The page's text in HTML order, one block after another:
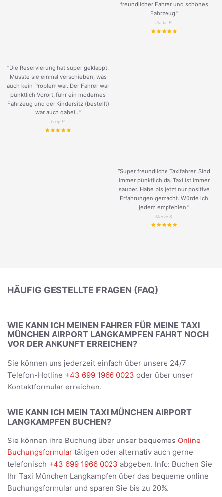
freundlicher Fahrer und schönes
Fahrzeug.”
Justin B.
“Die Reservierung hat super geklappt.
Musste sie einmal verschieben, was
auch kein Problem war. Der Fahrer war
pünktlich Vorort, fuhr ein modernes
Fahrzeug und der Kindersitz (bestellt)
war auch dabei...”
Yuriy P.
“Super freundliche Taxifahrer. Sind
immer pünktlich da. Taxi ist immer
sauber. Habe bis jetzt nur positive
Erfahrungen gemacht. Würde ich
jedem empfehlen.”
Merve S.
HÄUFIG GESTELLTE FRAGEN (FAQ)
WIE KANN ICH MEINEN FAHRER FÜR MEINE TAXI
MÜNCHEN AIRPORT LANGKAMPFEN FAHRT NOCH
VOR DER ANKUNFT ERREICHEN?
Sie können uns jederzeit einfach über unsere 24/7
Telefon-Hotline +43 699 1966 0023 oder über unser
Kontaktformular erreichen.
WIE KANN ICH MEIN TAXI MÜNCHEN AIRPORT
LANGKAMPFEN BUCHEN?
Sie können ihre Buchung über unser bequemes Online
Buchungsformular tätigen oder alternativ auch gerne
telefonisch +43 699 1966 0023 abgeben. Info: Buchen Sie
Ihr Taxi München Langkampfen über das bequeme online
Buchungsformular und sparen Sie bis zu 20%.